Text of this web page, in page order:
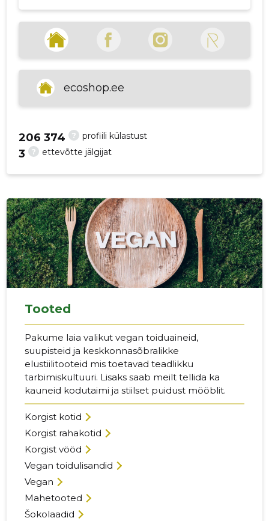
ecoshop.ee
? profiili külastust
206 374
? ettevõtte jälgijat
3
Tooted
Pakume laia valikut vegan toiduaineid,
suupisteid ja keskkonnasõbralikke
elustiilitooteid mis toetavad teadlikku
tarbimiskultuuri. Lisaks saab meilt tellida ka
kauneid kodutaimi ja stiilset puidust mööblit.
Korgist kotid
Korgist rahakotid
Korgist vööd
Vegan toidulisandid
Vegan
Mahetooted
Šokolaadid